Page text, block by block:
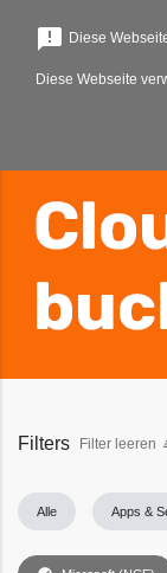
menu
Filters Filter leeren
Alle Apps &
announcement Diese
Diese Webseite